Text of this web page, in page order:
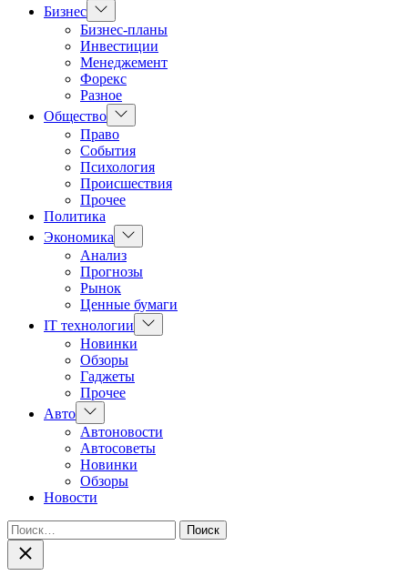
Бизнес Показать
подменю
Бизнес-планы
Инвестиции
Менеджемент
Форекс
Разное
Общество Показать
подменю
Право
События
Психология
Происшествия
Прочее
Политика
Экономика
Показать
подменю
Анализ
Прогнозы
Рынок
Ценные бумаги
IT технологии
Показать
подменю
Новинки
Обзоры
Гаджеты
Прочее
Авто Показать
подменю
Автоновости
Автосоветы
Новинки
Обзоры
Новости
Найти:
Закрыть
поиск